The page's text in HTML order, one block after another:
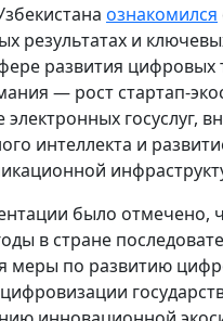
ознакомился
результатах и
развития цифровых
— рост стартап-
госуслуг,
интеллекта и
было отмечено,
в стране
меры по развитию